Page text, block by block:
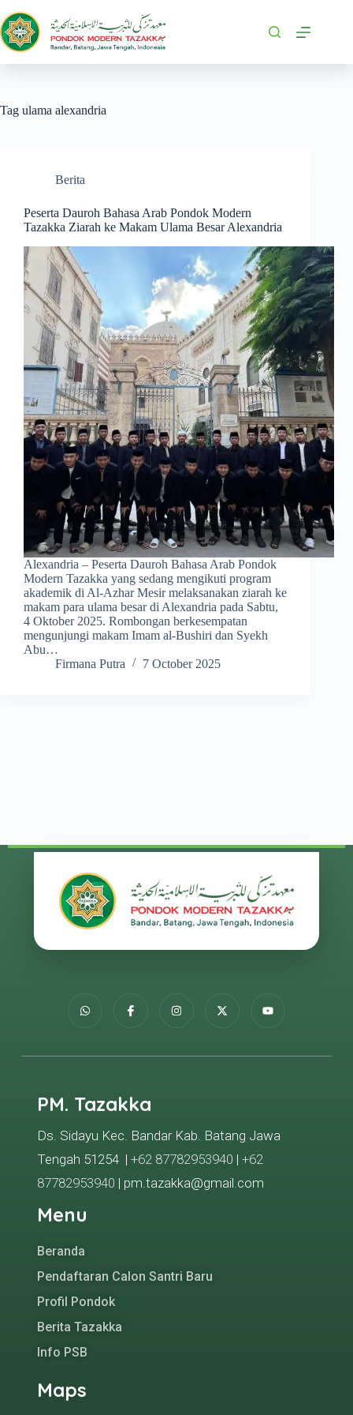
Tag ulama alexandria
Berita
Peserta Dauroh Bahasa Arab Pondok Modern
Tazakka Ziarah ke Makam Ulama Besar Alexandria
Alexandria – Peserta Dauroh Bahasa Arab Pondok
Modern Tazakka yang sedang mengikuti program
akademik di Al-Azhar Mesir melaksanakan ziarah ke
makam para ulama besar di Alexandria pada Sabtu,
4 Oktober 2025. Rombongan berkesempatan
mengunjungi makam Imam al-Bushiri dan Syekh
Abu…
Firmana Putra
7 October 2025
PM. Tazakka
Ds. Sidayu Kec. Bandar Kab. Batang Jawa
Tengah 51254 | +62 87782953940 | +62
87782953940 | pm.tazakka@gmail.com
Menu
Beranda
Pendaftaran Calon Santri Baru
Profil Pondok
Berita Tazakka
Info PSB
Maps